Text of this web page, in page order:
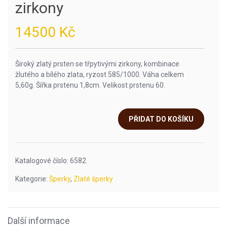
zirkony
14500 Kč
Široký zlatý prsten se třpytivými zirkony, kombinace
žlutého a bílého zlata, ryzost 585/1000. Váha celkem
5,60g. Šířka prstenu 1,8cm. Velikost prstenu 60.
PŘIDAT DO KOŠÍKU
Katalogové číslo: 6582
Kategorie: Šperky, Zlaté šperky
Další informace